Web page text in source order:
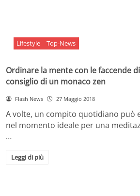
Lifestyle Top-News
Ordinare la mente con le faccende
consiglio di un monaco zen
Flash News 27 Maggio 2018
A volte, un compito quotidiano può
nel momento ideale per una
…
Leggi di più